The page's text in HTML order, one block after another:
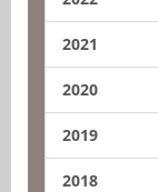
2021
2020
2019
2018